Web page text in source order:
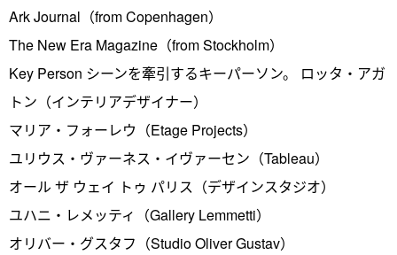
Ark Journal（from Copenhagen）
The New Era Magazine（from Stockholm）
Key Person シーンを牽引するキーパーソン。 ロッタ・アガ
トン（インテリアデザイナー）
マリア・フォーレウ（Etage Projects）
ユリウス・ヴァーネス・イヴァーセン（Tableau）
オール ザ ウェイ トゥ パリス（デザインスタジオ）
ユハニ・レメッティ（Gallery Lemmetti）
オリバー・グスタフ（Studio Oliver Gustav）